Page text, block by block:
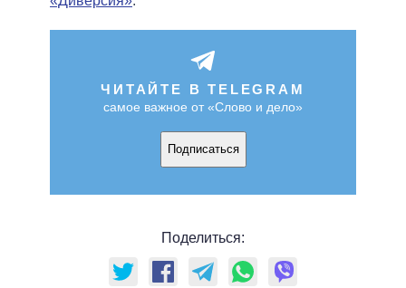
ЧИТАЙТЕ В TELEGRAM
самое важное от «Слово и дело»
Подписаться
Поделиться: